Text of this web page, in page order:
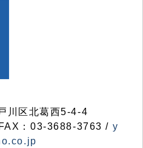
川区北葛西5-4-4
：03-3688-3763 / y